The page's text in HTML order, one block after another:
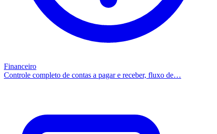
Financeiro
Controle completo de contas a pagar e receber, fluxo de…